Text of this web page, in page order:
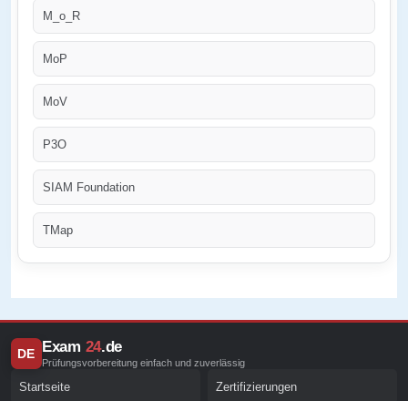
M_o_R
MoP
MoV
P3O
SIAM Foundation
TMap
DE Exam 24.de
Prüfungsvorbereitung einfach und zuverlässig
Startseite Zertifizierungen